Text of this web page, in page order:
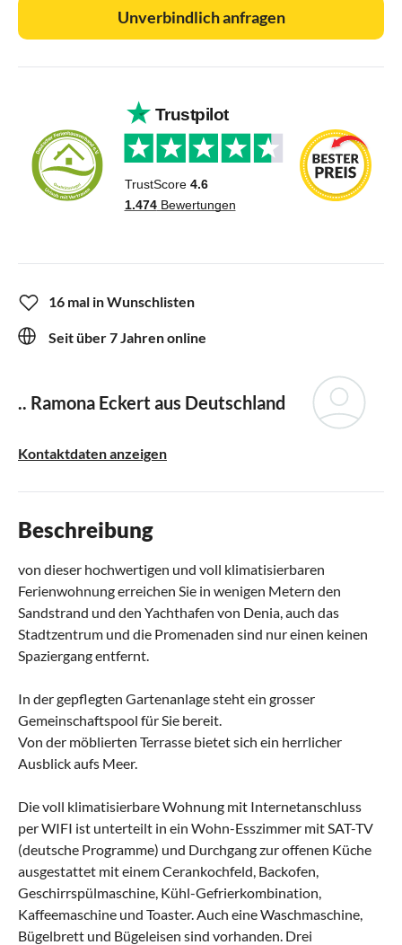
Unverbindlich anfragen
16 mal in Wunschlisten
Seit über 7 Jahren online
.. Ramona Eckert aus Deutschland
Kontaktdaten anzeigen
Beschreibung
von dieser hochwertigen und voll klimatisierbaren
Ferienwohnung erreichen Sie in wenigen Metern den
Sandstrand und den Yachthafen von Denia, auch das
Stadtzentrum und die Promenaden sind nur einen keinen
Spaziergang entfernt.
In der gepflegten Gartenanlage steht ein grosser
Gemeinschaftspool für Sie bereit.
Von der möblierten Terrasse bietet sich ein herrlicher
Ausblick aufs Meer.
Die voll klimatisierbare Wohnung mit Internetanschluss
per WIFI ist unterteilt in ein Wohn-Esszimmer mit SAT-TV
(deutsche Programme) und Durchgang zur offenen Küche
ausgestattet mit einem Cerankochfeld, Backofen,
Geschirrspülmaschine, Kühl-Gefrierkombination,
Kaffeemaschine und Toaster. Auch eine Waschmaschine,
Bügelbrett und Bügeleisen sind vorhanden. Drei